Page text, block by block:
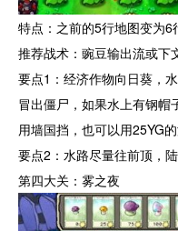
特点：之前的5行地图变为6
推荐战术：豌豆输出流或下
要点1：经济作物向日葵，
冒出僵尸，如果水上有钢帽
用墙国挡，也可以用25YG
要点2：水路尽量往前顶，
第四大关：雾之夜